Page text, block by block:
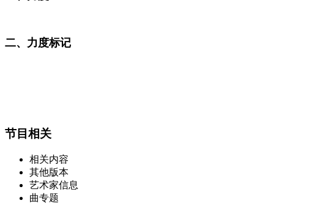
二、力度标记
节目相关
相关内容
其他版本
艺术家信息
曲专题